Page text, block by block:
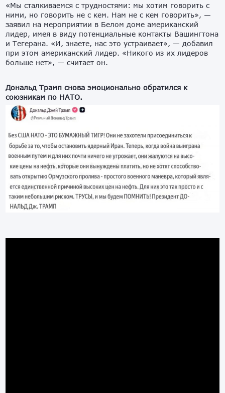
«Мы сталкиваемся с трудностями: мы хотим говорить с
ними, но говорить не с кем. Нам не с кем говорить», —
заявил на мероприятии в Белом доме американский
лидер, имея в виду потенциальные контакты Вашингтона
и Тегерана. «И, знаете, нас это устраивает», — добавил
при этом американский лидер. «Никого из их лидеров
больше нет», — считает он.
Дональд Трамп снова эмоционально обратился к
союзникам по НАТО.